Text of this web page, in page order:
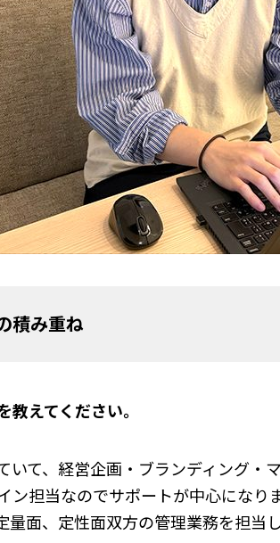
積み重ね
えてください。
いて、経営企画・ブランディング・
ン担当なのでサポートが中心になり
量面、定性面双方の管理業務を担当